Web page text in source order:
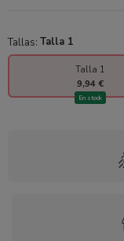
Tallas: Talla 1
Talla 1
9,94 €
En stock